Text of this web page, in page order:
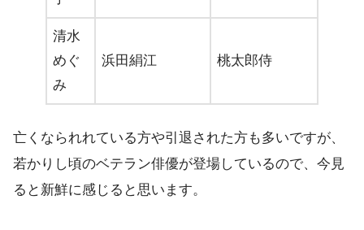
清水
めぐ
み
浜田絹江 桃太郎侍
亡くなられれている方や引退された方も多いですが、
若かりし頃のベテラン俳優が登場しているので、今見
ると新鮮に感じると思います。